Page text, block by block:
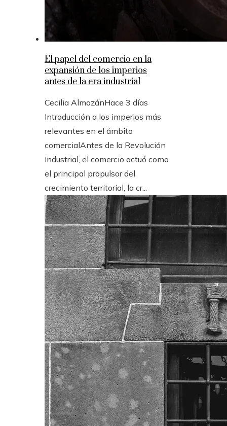
El papel del comercio en la
expansión de los imperios
antes de la era industrial
Cecilia AlmazánHace 3 días
Introducción a los imperios más
relevantes en el ámbito
comercialAntes de la Revolución
Industrial, el comercio actuó como
el principal propulsor del
crecimiento territorial, la cr...